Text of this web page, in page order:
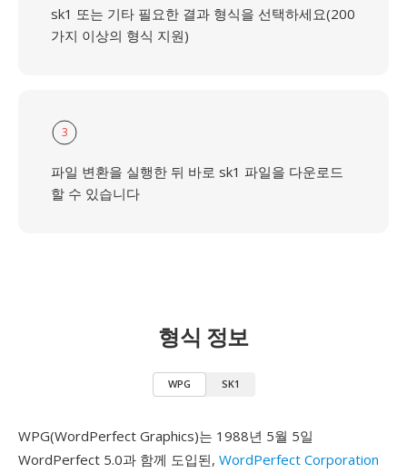
sk1 또는 기타 필요한 결과 형식을 선택하세요(200
가지 이상의 형식 지원)
3
파일 변환을 실행한 뒤 바로 sk1 파일을 다운로드
할 수 있습니다
형식 정보
WPG SK1
WPG(WordPerfect Graphics)는 1988년 5월 5일
WordPerfect 5.0과 함께 도입된, WordPerfect Corporation